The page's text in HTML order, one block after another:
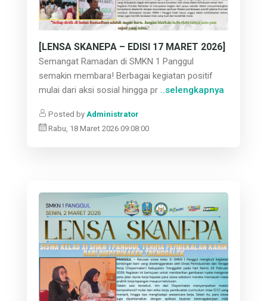
[LENSA SKANEPA – EDISI 17 MARET 2026]
Semangat Ramadan di SMKN 1 Panggul
semakin membara! Berbagai kegiatan positif
mulai dari aksi sosial hingga pr ..selengkapnya
Posted by Administrator
Rabu, 18 Maret 2026 09:08:00